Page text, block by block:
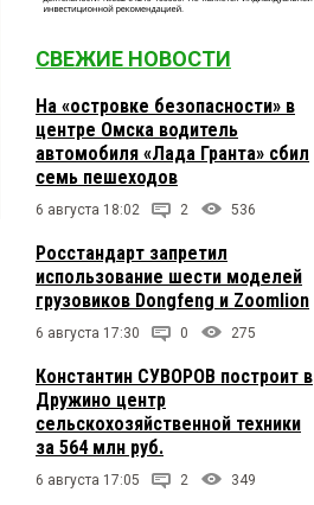
СВЕЖИЕ НОВОСТИ
На «островке безопасности» в
центре Омска водитель
автомобиля «Лада Гранта» сбил
семь пешеходов
6 августа 18:02 2 536
Росстандарт запретил
использование шести моделей
грузовиков Dongfeng и Zoomlion
6 августа 17:30 0 275
Константин СУВОРОВ построит в
Дружино центр
сельскохозяйственной техники
за 564 млн руб.
6 августа 17:05 2 349